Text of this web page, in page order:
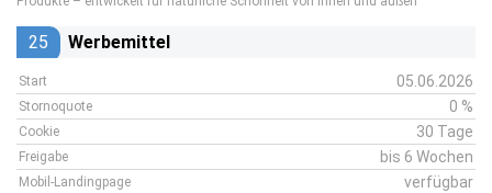
25 Werbemittel
Start 05.06.2026
Stornoquote 0 %
Cookie 30 Tage
Freigabe bis 6 Wochen
Mobil-Landingpage verfügbar